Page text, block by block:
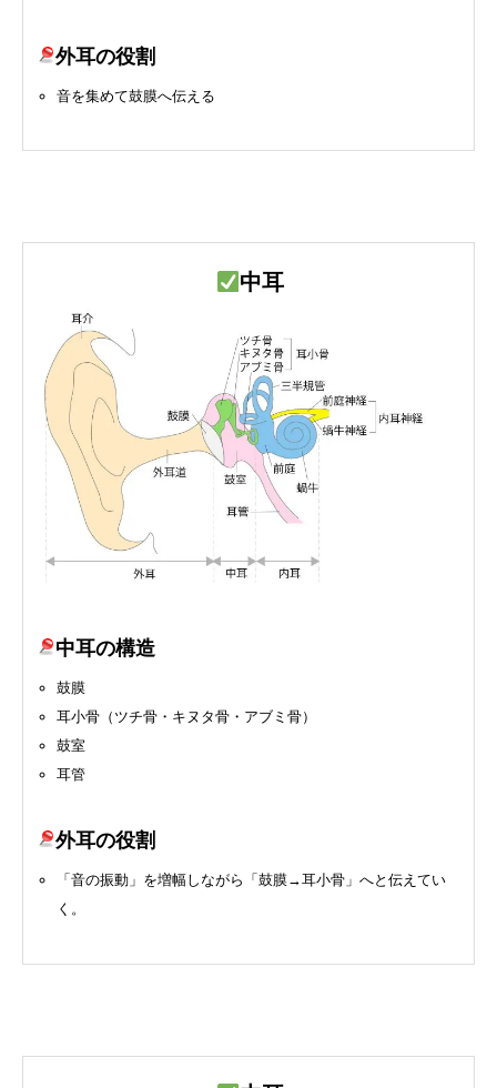
外耳の役割
音を集めて鼓膜へ伝える
中耳
中耳の構造
鼓膜
耳小骨（ツチ骨・キヌタ骨・アブミ骨）
鼓室
耳管
外耳の役割
「音の振動」を増幅しながら「鼓膜→耳小骨」へと伝えてい
く。